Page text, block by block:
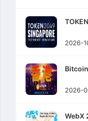
2026-
2026-
WebX